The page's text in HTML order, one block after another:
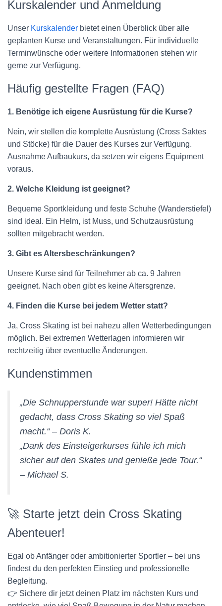
Kurskalender und Anmeldung
Unser Kurskalender bietet einen Überblick über alle
geplanten Kurse und Veranstaltungen. Für individuelle
Terminwünsche oder weitere Informationen stehen wir
gerne zur Verfügung.
Häufig gestellte Fragen (FAQ)
1. Benötige ich eigene Ausrüstung für die Kurse?
Nein, wir stellen die komplette Ausrüstung (Cross Saktes
und Stöcke) für die Dauer des Kurses zur Verfügung.
Ausnahme Aufbaukurs, da setzen wir eigens Equipment
voraus.
2. Welche Kleidung ist geeignet?
Bequeme Sportkleidung und feste Schuhe (Wanderstiefel)
sind ideal. Ein Helm, ist Muss, und Schutzausrüstung
sollten mitgebracht werden.
3. Gibt es Altersbeschränkungen?
Unsere Kurse sind für Teilnehmer ab ca. 9 Jahren
geeignet. Nach oben gibt es keine Altersgrenze.
4. Finden die Kurse bei jedem Wetter statt?
Ja, Cross Skating ist bei nahezu allen Wetterbedingungen
möglich. Bei extremen Wetterlagen informieren wir
rechtzeitig über eventuelle Änderungen.
Kundenstimmen
„Die Schnupperstunde war super! Hätte nicht
gedacht, dass Cross Skating so viel Spaß
macht.“ – Doris K.
„Dank des Einsteigerkurses fühle ich mich
sicher auf den Skates und genieße jede Tour.“
– Michael S.
🚀 Starte jetzt dein Cross Skating
Abenteuer!
Egal ob Anfänger oder ambitionierter Sportler – bei uns
findest du den perfekten Einstieg und professionelle
Begleitung.
👉 Sichere dir jetzt deinen Platz im nächsten Kurs und